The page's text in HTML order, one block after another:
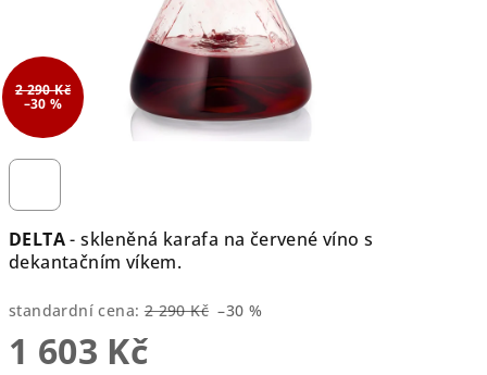
DELTA- skleněná karafa na červené víno s
dekantačním víkem.
standardní cena: 2 290 Kč –30 %
1 603 Kč
2 290 Kč
–30 %